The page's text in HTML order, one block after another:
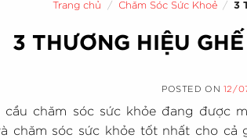
Trang chủ / Chăm Sóc Sức Khoẻ / 3
3 THƯƠNG HIỆU
POSTED ON 12/
cầu chăm sóc sức khỏe đang được
chăm sóc sức khỏe tốt nhất cho cả